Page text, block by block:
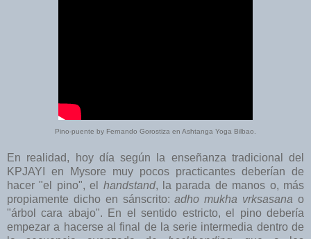
Pino-puente by Fernando Gorostiza en Ashtanga Yoga Bilbao.
En realidad, hoy día según la enseñanza tradicional del
KPJAYI en Mysore muy pocos practicantes deberían de
hacer "el pino", el handstand, la parada de manos o, más
propiamente dicho en sánscrito:adho mukha vrksasana o
"árbol cara abajo". En el sentido estricto, el pino debería
empezar a hacerse al final de la serie intermedia dentro de